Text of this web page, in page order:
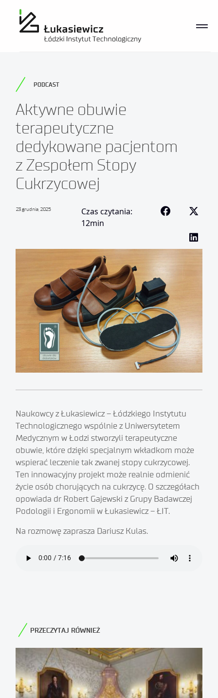
PODCAST
Aktywne obuwie
terapeutyczne
dedykowane pacjentom
z Zespołem Stopy
Cukrzycowej
23 grudnia, 2025
Czas czytania:
12min
Naukowcy z Łukasiewicz – Łódzkiego Instytutu
Technologicznego wspólnie z Uniwersytetem
Medycznym w Łodzi stworzyli terapeutyczne
obuwie, które dzięki specjalnym wkładkom może
wspierać leczenie tak zwanej stopy cukrzycowej.
Ten innowacyjny projekt może realnie odmienić
życie osób chorujących na cukrzycę. O szczegółach
opowiada dr Robert Gajewski z Grupy Badawczej
Podologii i Ergonomii w Łukasiewicz – ŁIT.
Na rozmowę zaprasza Dariusz Kulas.
PRZECZYTAJ RÓWNIEŻ